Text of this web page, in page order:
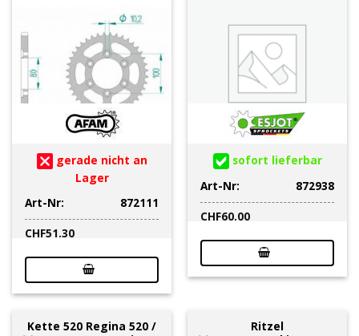
gerade nicht an
Lager
Art-Nr:
872111
CHF51.30
sofort lieferbar
Art-Nr:
872938
CHF60.00
Kette 520 Regina 520 /
Ritzel